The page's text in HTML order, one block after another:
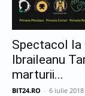
Spectacol la
Ibraileanu
marturii...
BIT24.RO - 6 iulie 2018